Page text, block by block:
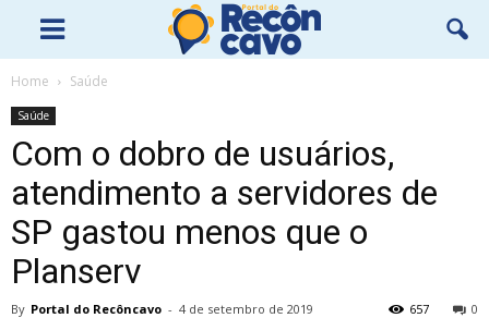
Home Saúde
Saúde
Com o dobro de usuários,
atendimento a servidores de
SP gastou menos que o
Planserv
By Portal do Recôncavo - 4 de setembro de 2019 0
657